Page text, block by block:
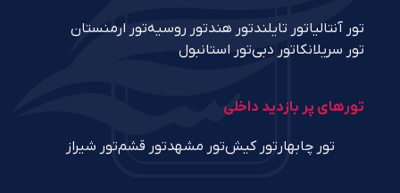
تور آنتالیاتور تایلندتور هندتور روسیهتور ارمنستان
تور سریلانکاتور دبیتور استانبول
تورهای پر بازدید داخلی
تور چابهار تور کیشتور مشهدتور قشمتور شیراز